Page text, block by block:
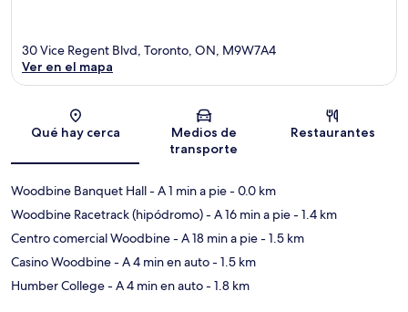
Sección del mapa
30 Vice Regent Blvd, Toronto, ON, M9W7A4
Ver en el mapa
Qué hay cerca
Medios de
transporte
Restaurantes
Woodbine Banquet Hall- A 1 min a pie- 0.0 km
Woodbine Racetrack (hipódromo)- A 16 min a pie- 1.4 km
Centro comercial Woodbine- A 18 min a pie- 1.5 km
Casino Woodbine- A 4 min en auto- 1.5 km
Humber College- A 4 min en auto- 1.8 km